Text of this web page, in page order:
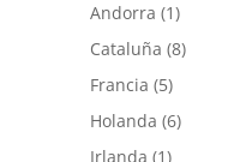
Andorra (1)
Cataluña (8)
Francia (5)
Holanda (6)
Irlanda (1)